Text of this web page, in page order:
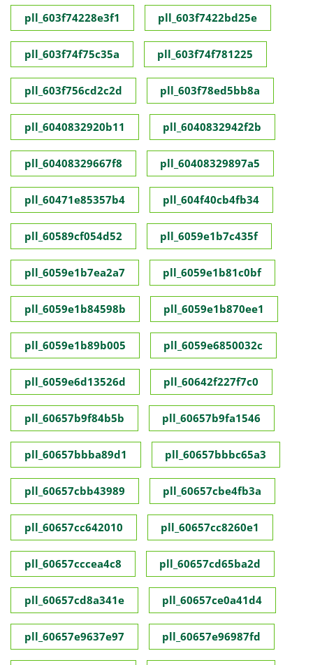
pll_603f74228e3f1 pll_603f7422bd25e
pll_603f74f75c35a pll_603f74f781225
pll_603f756cd2c2d pll_603f78ed5bb8a
pll_6040832920b11 pll_6040832942f2b
pll_60408329667f8 pll_60408329897a5
pll_60471e85357b4 pll_604f40cb4fb34
pll_60589cf054d52 pll_6059e1b7c435f
pll_6059e1b7ea2a7 pll_6059e1b81c0bf
pll_6059e1b84598b pll_6059e1b870ee1
pll_6059e1b89b005 pll_6059e6850032c
pll_6059e6d13526d pll_60642f227f7c0
pll_60657b9f84b5b pll_60657b9fa1546
pll_60657bbba89d1 pll_60657bbbc65a3
pll_60657cbb43989 pll_60657cbe4fb3a
pll_60657cc642010 pll_60657cc8260e1
pll_60657cccea4c8 pll_60657cd65ba2d
pll_60657cd8a341e pll_60657ce0a41d4
pll_60657e9637e97 pll_60657e96987fd